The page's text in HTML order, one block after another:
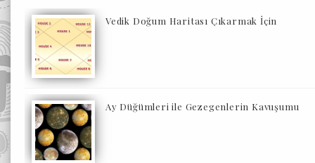
Vedik Doğum Haritası Çıkarmak İçin
Ay Düğümleri ile Gezegenlerin Kavuşumu